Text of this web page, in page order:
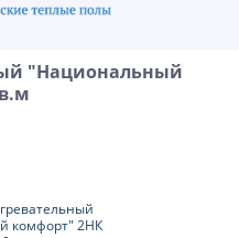
"Национальный